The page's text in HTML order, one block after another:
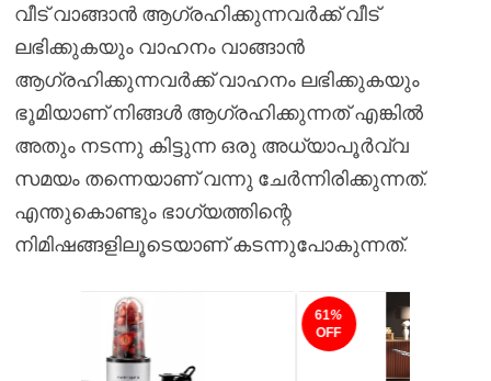
വീട് വാങ്ങാൻ ആഗ്രഹിക്കുന്നവർക്ക് വീട്
ലഭിക്കുകയും വാഹനം വാങ്ങാൻ
ആഗ്രഹിക്കുന്നവർക്ക് വാഹനം ലഭിക്കുകയും
ഭൂമിയാണ് നിങ്ങൾ ആഗ്രഹിക്കുന്നത് എങ്കിൽ
അതും നടന്നു കിട്ടുന്ന ഒരു അധ്യാപൂർവ്വ
സമയം തന്നെയാണ് വന്നു ചേർന്നിരിക്കുന്നത്.
എന്തുകൊണ്ടും ഭാഗ്യത്തിന്റെ
നിമിഷങ്ങളിലൂടെയാണ് കടന്നുപോകുന്നത്.
61%
OFF